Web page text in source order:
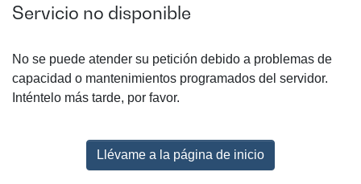
Servicio no disponible
No se puede atender su petición debido a problemas de
capacidad o mantenimientos programados del servidor.
Inténtelo más tarde, por favor.
Llévame a la página de inicio